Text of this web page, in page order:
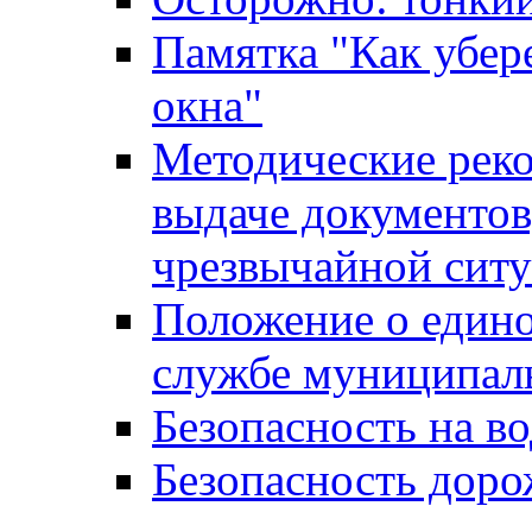
Памятка "Как
окна"
Методические
выдаче
чрезвычайной
Положение о
службе
Безопасность на
Безопасность